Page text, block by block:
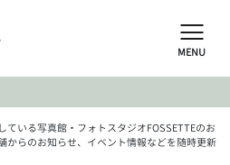
MENU
いる写真館・フォトスタジオFOSSETTEのお
からのお知らせ、イベント情報などを随時更新